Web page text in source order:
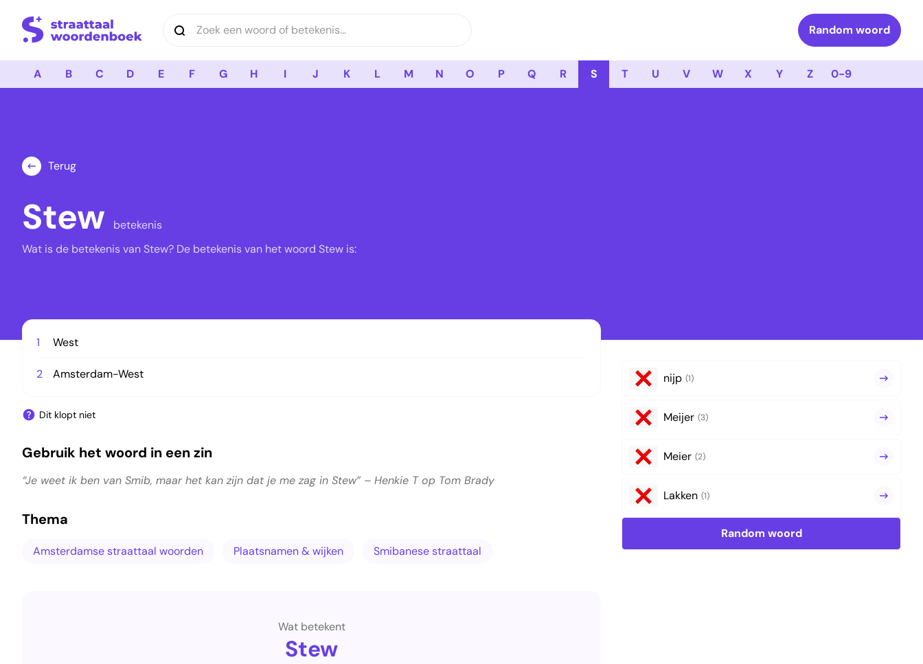
Logo Straattaal Woordenboek Random woord
A B C D E F G H I J K L M N O P Q R S T U V W X Y Z 0-9
Terug
Stew
betekenis
Wat is de betekenis van Stew? De betekenis van het woord Stew is:
1 West
2 Amsterdam-West
Dit klopt niet
Gebruik het woord in een zin
“Je weet ik ben van Smib, maar het kan zijn dat je me zag in Stew” – Henkie T op Tom Brady
Thema
Amsterdamse straattaal woorden Plaatsnamen & wijken Smibanese straattaal
Wat betekent
Stew
nijp (1)
Meijer (3)
Meier (2)
Lakken (1)
Random woord